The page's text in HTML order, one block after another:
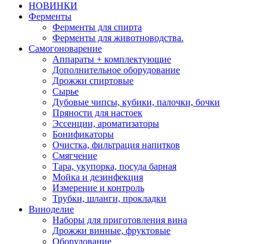
НОВИНКИ
Ферменты
Ферменты для спирта
Ферменты для животноводства.
Самогоноварение
Аппараты + комплектующие
Дополнительное оборудование
Дрожжи спиртовые
Сырье
Дубовые чипсы, кубики, палочки, бочки
Пряности для настоек
Эссенции, ароматизаторы
Бонификаторы
Очистка, фильтрация напитков
Смягчение
Тара, укупорка, посуда барная
Мойка и дезинфекция
Измерение и контроль
Трубки, шланги, прокладки
Виноделие
Наборы для приготовления вина
Дрожжи винные, фруктовые
Оборудование